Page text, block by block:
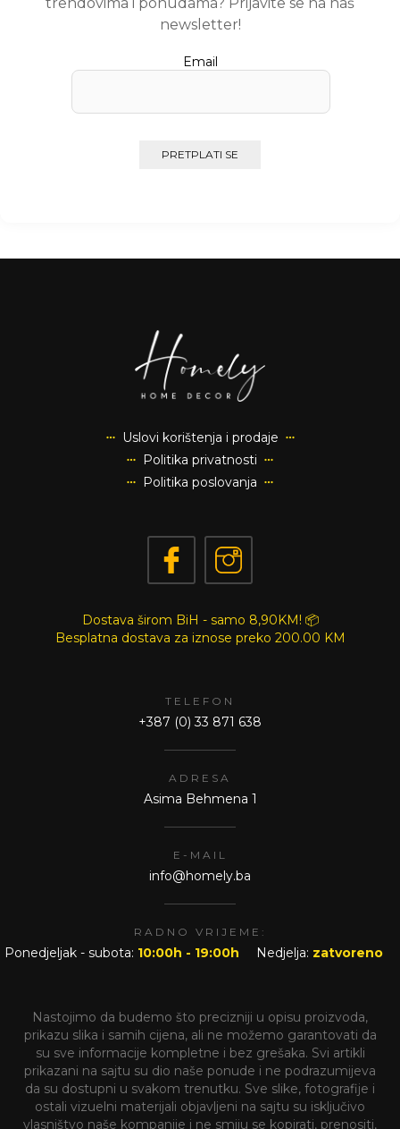
newsletter!
Email
Uslovi korištenja i prodaje
Politika privatnosti
Politika poslovanja
Dostava širom BiH - samo 8,90KM! 📦
Besplatna dostava za iznose preko 200.00 KM
TELEFON
+387 (0) 33 871 638
ADRESA
Asima Behmena 1
E-MAIL
info@homely.ba
RADNO VRIJEME:
Ponedjeljak - subota: 10:00h - 19:00h Nedjelja: zatvoreno
Nastojimo da budemo što precizniji u opisu proizvoda,
prikazu slika i samih cijena, ali ne možemo garantovati da
su sve informacije kompletne i bez grešaka. Svi artikli
prikazani na sajtu su dio naše ponude i ne podrazumijeva
da su dostupni u svakom trenutku. Sve slike, fotografije i
ostali vizuelni materijali objavljeni na sajtu su isključivo
vlasništvo naše kompanije i ne smiju se kopirati, prenositi,